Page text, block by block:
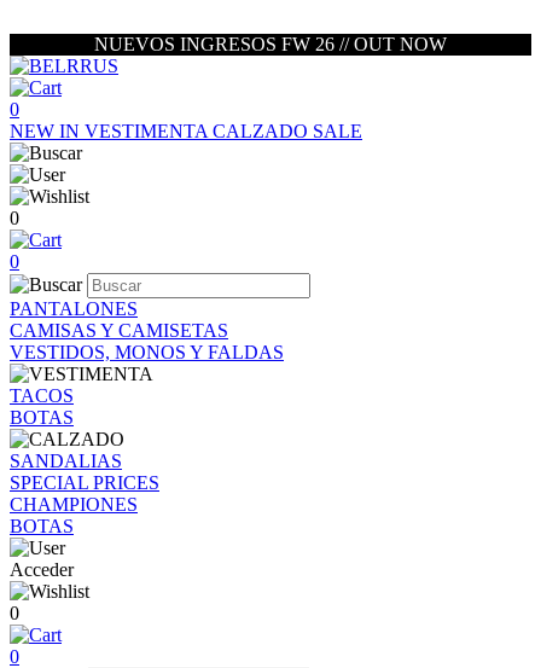
NUEVOS INGRESOS FW 26 // OUT NOW
0
NEW IN VESTIMENTA CALZADO SALE
0
0
PANTALONES
CAMISAS Y CAMISETAS
VESTIDOS, MONOS Y FALDAS
TACOS
BOTAS
SANDALIAS
SPECIAL PRICES
CHAMPIONES
BOTAS
Acceder
0
0